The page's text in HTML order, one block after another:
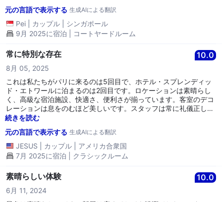
にあるエレベーターでRER電車に簡単にアクセスできました。もし
価格が合えば、また宿泊したいです。
元の言語で表示する 生成AIによる翻訳
Pei カップル
シンガポール
9月 2025に宿泊 | コートヤードルーム
常に特別な存在 10.0
8月 05, 2025
これは私たちがパリに来るのは5回目で、ホテル・スプレンディッ
ド・エトワールに泊まるのは2回目です。ロケーションは素晴らし
く、高級な宿泊施設、快適さ、便利さが揃っています。客室のデコ
レーションは息をのむほど美しいです。スタッフは常に礼儀正し
く、助けてくれます。フロントデスクでもスタッフの裏方でも、訪
尽力してくれたゴーバル氏やコンシェルジュの皆さんに大変感謝し
ています。この素晴らしい思い出を作り、友人や家族との会話の一
部になってくださり、もう一度感謝いたします。
続きを読む
元の言語で表示する 生成AIによる翻訳
JESUS カップル
アメリカ合衆国
7月 2025に宿泊 | クラシックルーム
素晴らしい体験 10.0
6月 11, 2024